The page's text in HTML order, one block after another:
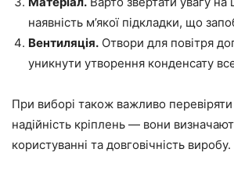
наявність м’якої підкладки, що
Вентиляція. Отвори для повітря
уникнути утворення конденсату
При виборі також важливо перевіряти
надійність кріплень — вони
користуванні та довговічність виробу.